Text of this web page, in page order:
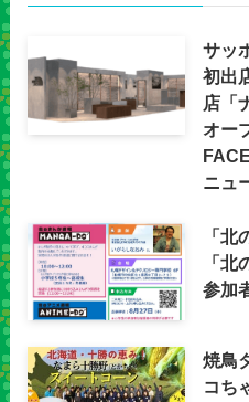
サッ
初出
店「
オー
ニュ
「
「北
参加
焼鳥
コち